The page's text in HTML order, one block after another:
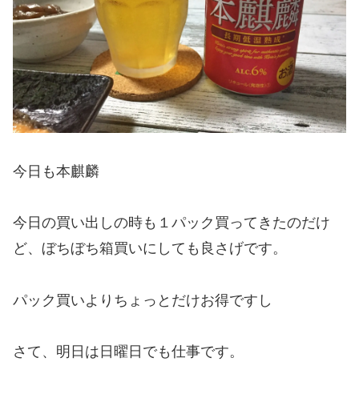
今日も本麒麟
今日の買い出しの時も１パック買ってきたのだけ
ど、ぼちぼち箱買いにしても良さげです。
パック買いよりちょっとだけお得ですし
さて、明日は日曜日でも仕事です。